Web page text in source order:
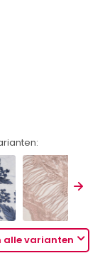
alle varianten